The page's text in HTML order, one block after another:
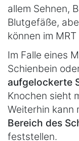
allem Sehnen,
Blutgefäße,
können im
Im Falle eines
Schienbein
aufgelockerte
Knochen sieht
Weiterhin kann
Bereich des
feststellen.